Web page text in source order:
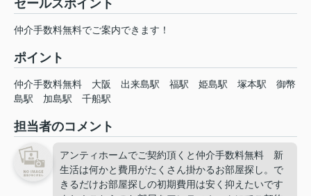
セールスポイント
仲介手数料無料でご案内できます！
ポイント
仲介手数料無料 大阪 出来島駅 福駅 姫島駅 塚本駅
御幣
島駅
加島駅 千船駅
担当者のコメント
アンティホームでご契約頂くと仲介手数料無料 新
生活は何かと費用がたくさん掛かるお部屋探し。で
きるだけお部屋探しの初期費用は安く抑えたいです